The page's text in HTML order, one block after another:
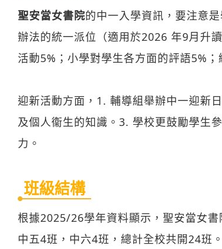
聖安當女書院的中一入學資訊，要注意
辦法的統一派位（適用於2026 年9月升
活動5%；小學對學生各方面的評語5%；
迎新活動方面，1. 輔導組舉辦中一迎新
及個人衞生的知識。3. 學校更鼓勵學生
力。
班級結構
根據2025/26學年資料顯示，聖安當女
中五4班，中六4班，總計全校共開24班。